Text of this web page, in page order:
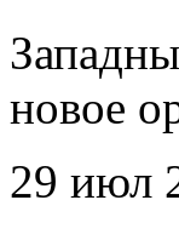
новое
29 июл